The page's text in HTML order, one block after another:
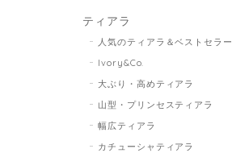
ティアラ
人気のティアラ＆ベストセラー
Ivory&Co.
大ぶり・高めティアラ
山型・プリンセスティアラ
幅広ティアラ
カチューシャティアラ